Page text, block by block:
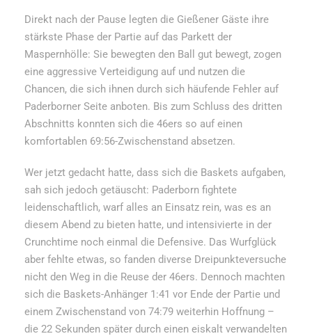
Direkt nach der Pause legten die Gießener Gäste ihre
stärkste Phase der Partie auf das Parkett der
Maspernhölle: Sie bewegten den Ball gut bewegt, zogen
eine aggressive Verteidigung auf und nutzen die
Chancen, die sich ihnen durch sich häufende Fehler auf
Paderborner Seite anboten. Bis zum Schluss des dritten
Abschnitts konnten sich die 46ers so auf einen
komfortablen 69:56-Zwischenstand absetzen.
Wer jetzt gedacht hatte, dass sich die Baskets aufgaben,
sah sich jedoch getäuscht: Paderborn fightete
leidenschaftlich, warf alles an Einsatz rein, was es an
diesem Abend zu bieten hatte, und intensivierte in der
Crunchtime noch einmal die Defensive. Das Wurfglück
aber fehlte etwas, so fanden diverse Dreipunkteversuche
nicht den Weg in die Reuse der 46ers. Dennoch machten
sich die Baskets-Anhänger 1:41 vor Ende der Partie und
einem Zwischenstand von 74:79 weiterhin Hoffnung –
die 22 Sekunden später durch einen eiskalt verwandelten